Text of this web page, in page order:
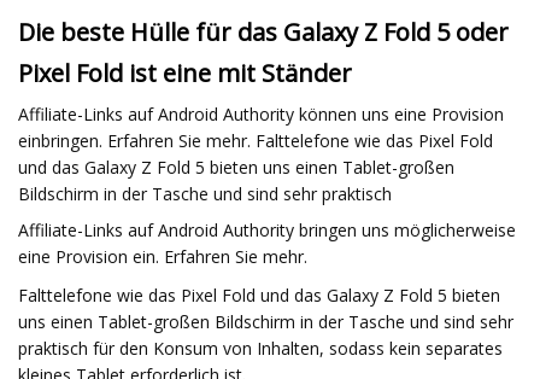
Die beste Hülle für das Galaxy Z Fold 5 oder
Pixel Fold ist eine mit Ständer
Affiliate-Links auf Android Authority können uns eine Provision
einbringen. Erfahren Sie mehr. Falttelefone wie das Pixel Fold
und das Galaxy Z Fold 5 bieten uns einen Tablet-großen
Bildschirm in der Tasche und sind sehr praktisch
Affiliate-Links auf Android Authority bringen uns möglicherweise
eine Provision ein. Erfahren Sie mehr.
Falttelefone wie das Pixel Fold und das Galaxy Z Fold 5 bieten
uns einen Tablet-großen Bildschirm in der Tasche und sind sehr
praktisch für den Konsum von Inhalten, sodass kein separates